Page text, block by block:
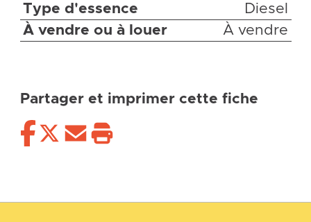
Type d'essence
Diesel
À vendre ou à louer
À vendre
Partager et imprimer cette fiche